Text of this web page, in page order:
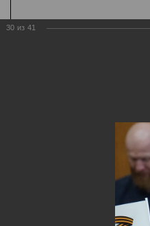
30 из 41